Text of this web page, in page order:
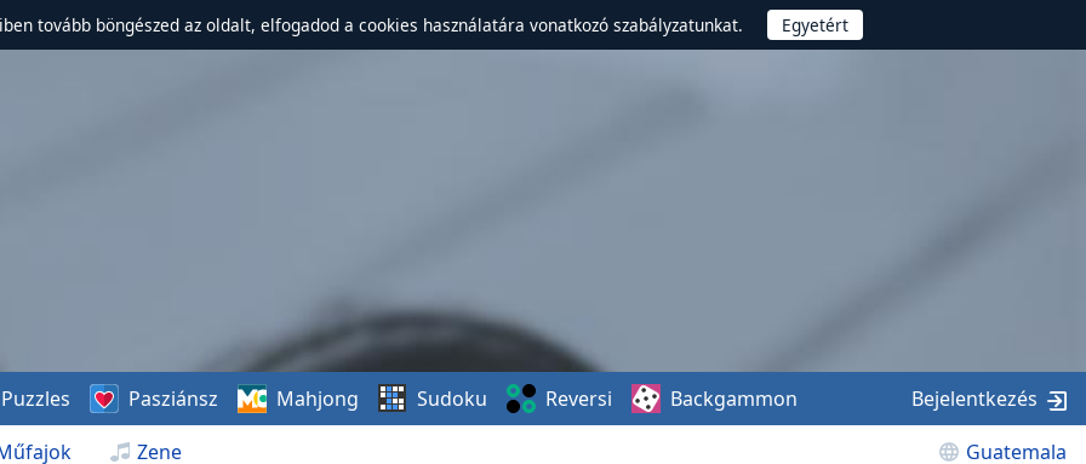
tovább böngészed az oldalt, elfogadod a cookies használatára vonatkozó szabályzatunkat.
Zene Guatemala
Puzzles Pasziánsz Mahjong Sudoku Reversi Backgammon Bejelentkezés